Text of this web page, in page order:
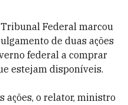
Federal marcou
de duas ações
federal a comprar
estejam disponíveis.
ações, o relator, ministro